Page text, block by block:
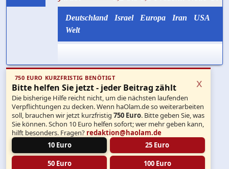
Deutschland Israel Europa Iran
USA
Welt
750 EURO KURZFRISTIG BENÖTIGT
Bitte helfen Sie jetzt - jeder Beitrag zählt
Die bisherige Hilfe reicht nicht, um die nächsten laufenden
Verpflichtungen zu decken. Wenn haOlam.de so weiterarbeiten
soll, brauchen wir jetzt kurzfristig750 Euro. Bitte geben Sie, was
Sie können. Schon 10 Euro helfen sofort; wer mehr geben kann,
hilft besonders. Fragen? redaktion@haolam.de
10 Euro
25 Euro
50 Euro 100 Euro
x